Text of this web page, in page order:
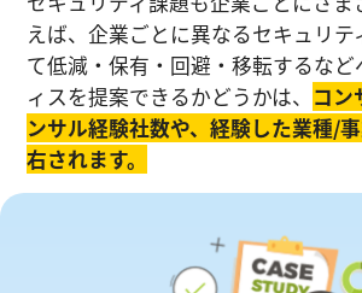
えば、企業ごとに異なるセキュリテ
て低減・保有・回避・移転するな
ィスを提案できるかどうかは、 コン
ンサル経験社数や、経験した業種/
右されます。